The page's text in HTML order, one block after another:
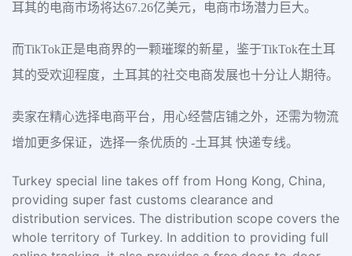
耳其的电商市场将达67.26亿美元，电商市场潜力巨大。
而TikTok正是电商界的一颗璀璨的新星，鉴于TikTok在土耳
其的受欢迎程度，土耳其的社交电商发展也十分让人期待。
卖家在精心选择电商平台，用心经营店铺之外，还需为物流
增加更多保证，选择一条优质的 -土耳其 快递专线。
Turkey special line takes off from Hong Kong, China,
providing super fast customs clearance and
distribution services. The distribution scope covers the
whole territory of Turkey. In addition to providing full